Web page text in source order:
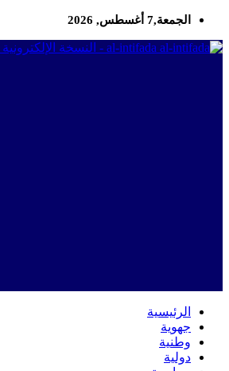
الجمعة,7 أغسطس, 2026
al-intifada - النسخة الإلكترونية لجريدة الانتفاضة
الرئيسية
جهوية
وطنية
دولية